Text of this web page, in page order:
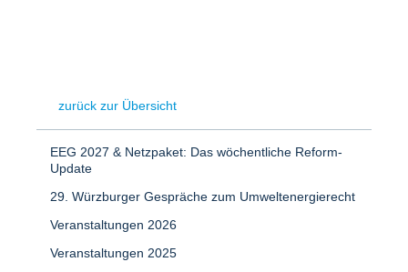
zurück zur Übersicht
EEG 2027 & Netzpaket: Das wöchentliche Reform-
Update
29. Würzburger Gespräche zum Umweltenergierecht
Veranstaltungen 2026
Veranstaltungen 2025